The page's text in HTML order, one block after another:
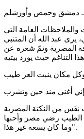
.. دمشق وحمص وأورشلم
العامة التي
يرى عبد الله أن المتنبي
المصرية ونمّ شعره عن
مكان ينبت العز طيب
أغني منذ حين وتشرب
نفَس من النكتة المصرية
الطيب رضي مصر وأحبها
وما كان يسعه غير هذا".